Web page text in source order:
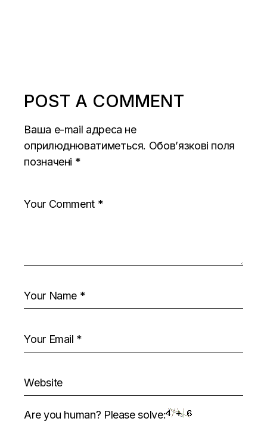
POST A COMMENT
Ваша e-mail адреса не
оприлюднюватиметься. Обов’язкові поля
позначені *
Are you human? Please solve: